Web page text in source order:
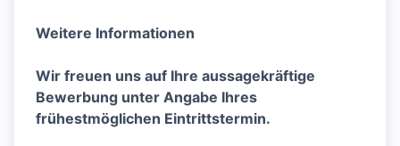
Weitere Informationen
Wir freuen uns auf Ihre aussagekräftige
Bewerbung unter Angabe Ihres
frühestmöglichen Eintrittstermin.